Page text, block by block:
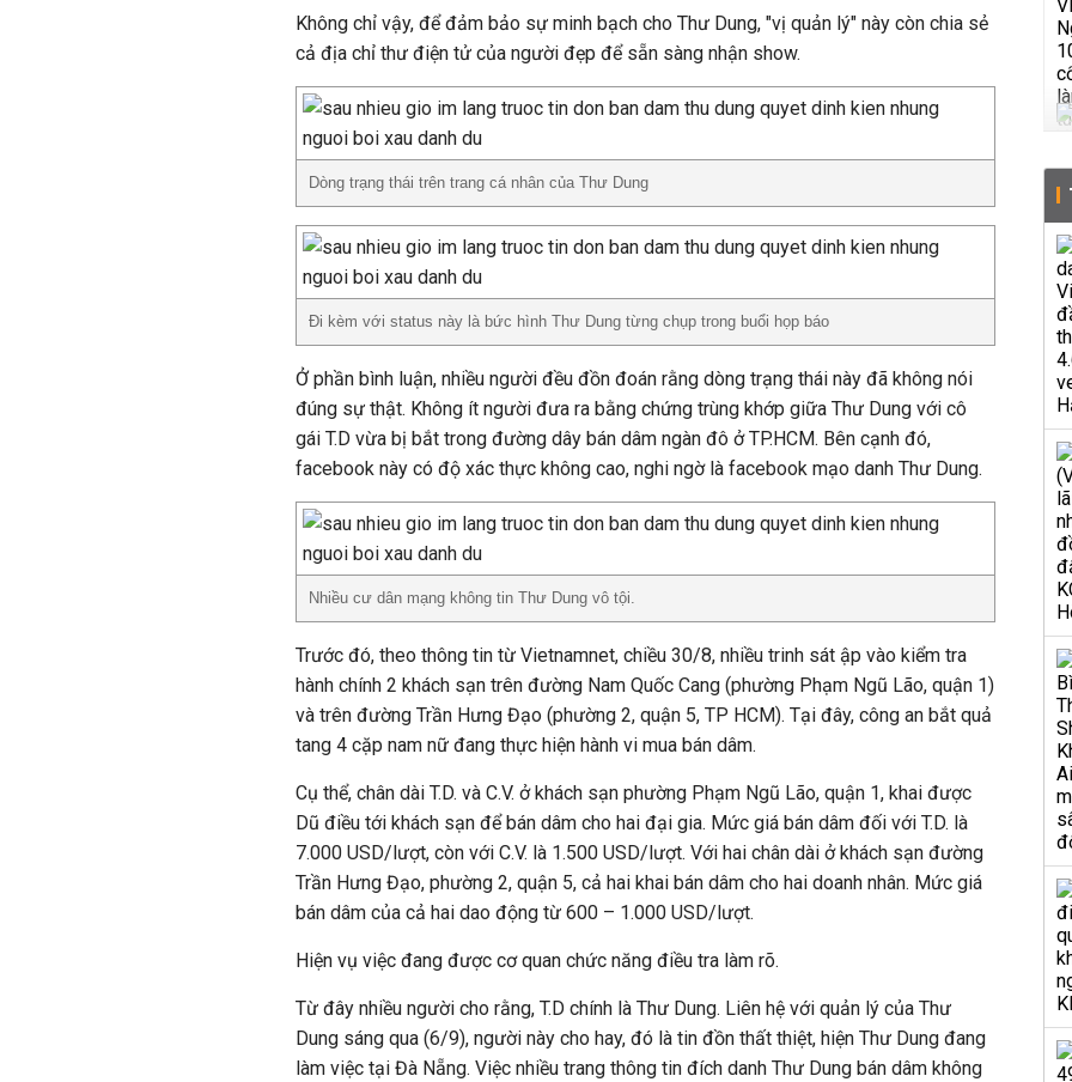
Không chỉ vậy, để đảm bảo sự minh bạch cho Thư Dung, "vị quản lý" này còn chia sẻ
cả địa chỉ thư điện tử của người đẹp để sẵn sàng nhận show.
Dòng trạng thái trên trang cá nhân của Thư Dung
Đi kèm với status này là bức hình Thư Dung từng chụp trong buổi họp báo
Ở phần bình luận, nhiều người đều đồn đoán rằng dòng trạng thái này đã không nói
đúng sự thật. Không ít người đưa ra bằng chứng trùng khớp giữa Thư Dung với cô
gái T.D vừa bị bắt trong đường dây bán dâm ngàn đô ở TP.HCM. Bên cạnh đó,
facebook này có độ xác thực không cao, nghi ngờ là facebook mạo danh Thư Dung.
Nhiều cư dân mạng không tin Thư Dung vô tội.
Trước đó, theo thông tin từ Vietnamnet, chiều 30/8, nhiều trinh sát ập vào kiểm tra
hành chính 2 khách sạn trên đường Nam Quốc Cang (phường Phạm Ngũ Lão, quận 1)
và trên đường Trần Hưng Đạo (phường 2, quận 5, TP HCM). Tại đây, công an bắt quả
tang 4 cặp nam nữ đang thực hiện hành vi mua bán dâm.
Cụ thể, chân dài T.D. và C.V. ở khách sạn phường Phạm Ngũ Lão, quận 1, khai được
Dũ điều tới khách sạn để bán dâm cho hai đại gia. Mức giá bán dâm đối với T.D. là
7.000 USD/lượt, còn với C.V. là 1.500 USD/lượt. Với hai chân dài ở khách sạn đường
Trần Hưng Đạo, phường 2, quận 5, cả hai khai bán dâm cho hai doanh nhân. Mức giá
bán dâm của cả hai dao động từ 600 – 1.000 USD/lượt.
Hiện vụ việc đang được cơ quan chức năng điều tra làm rõ.
Từ đây nhiều người cho rằng, T.D chính là Thư Dung. Liên hệ với quản lý của Thư
Dung sáng qua (6/9), người này cho hay, đó là tin đồn thất thiệt, hiện Thư Dung đang
làm việc tại Đà Nẵng. Việc nhiều trang thông tin đích danh Thư Dung bán dâm không